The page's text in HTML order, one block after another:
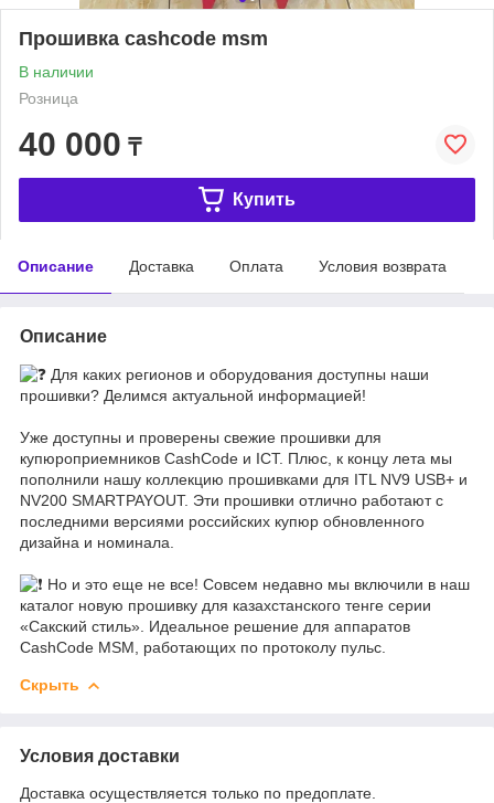
Прошивка cashcode msm
В наличии
Розница
40 000 ₸
Купить
Описание Доставка Оплата Условия возврата
Описание
Для каких регионов и оборудования доступны наши
прошивки? Делимся актуальной информацией!
Уже доступны и проверены свежие прошивки для
купюроприемников CashCode и ICT. Плюс, к концу лета мы
пополнили нашу коллекцию прошивками для ITL NV9 USB+ и
NV200 SMARTPAYOUT. Эти прошивки отлично работают с
последними версиями российских купюр обновленного
дизайна и номинала.
Но и это еще не все! Совсем недавно мы включили в наш
каталог новую прошивку для казахстанского тенге серии
«Сакский стиль». Идеальное решение для аппаратов
CashCode MSM, работающих по протоколу пульс.
Скрыть
Условия доставки
Доставка осуществляется только по предоплате.